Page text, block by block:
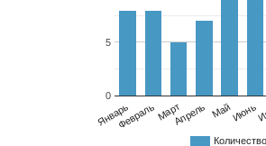
ЯнварьФевральМартАпрель МайИюнь
0
5